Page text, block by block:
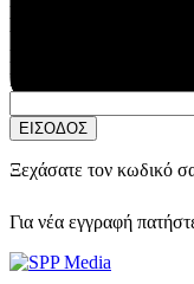
Συνεχίστε με Apple
ή
Email:
Κωδικός Πρόσβασης:
ΕΙΣΟΔΟΣ
Ξεχάσατε τον κωδικό
Για νέα εγγραφή